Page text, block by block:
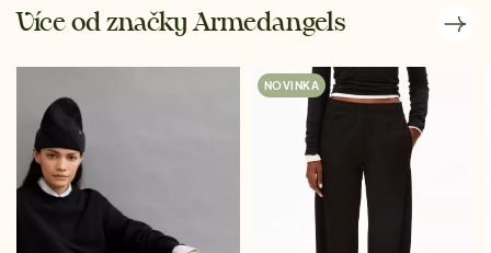
Více od značky Armedangels
NOVINKA